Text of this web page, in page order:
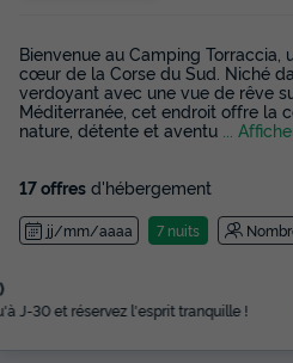
Bienvenue au Camping
cœur de la Corse du Sud. Niché
verdoyant avec une vue de rêve
Méditerranée, cet endroit offre la
nature, détente et aventu
...
17 offres d'hébergement
jj/mm/aaaa 7 nuits
Avec plus de 3 000 campings